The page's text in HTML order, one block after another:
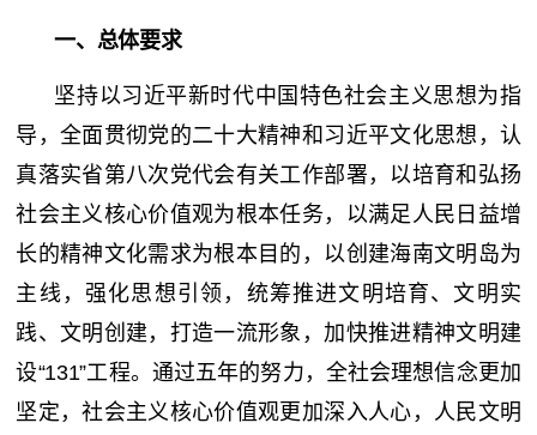
一、总体要求
坚持以习近平新时代中国特色社会主义思想为指
导，全面贯彻党的二十大精神和习近平文化思想，认
真落实省第八次党代会有关工作部署，以培育和弘扬
社会主义核心价值观为根本任务，以满足人民日益增
长的精神文化需求为根本目的，以创建海南文明岛为
主线，强化思想引领，统筹推进文明培育、文明实
践、文明创建，打造一流形象，加快推进精神文明建
设“131”工程。通过五年的努力，全社会理想信念更加
坚定，社会主义核心价值观更加深入人心，人民文明